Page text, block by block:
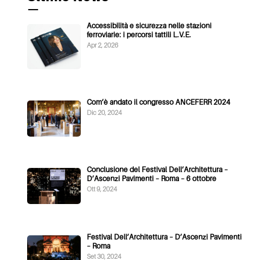
—
Accessibilità e sicurezza nelle stazioni
ferroviarie: i percorsi tattili L.V.E.
Apr 2, 2026
Com’è andato il congresso ANCEFERR 2024
Dic 20, 2024
Conclusione del Festival Dell’Architettura –
D’Ascenzi Pavimenti – Roma – 6 ottobre
Ott 9, 2024
Festival Dell’Architettura – D’Ascenzi Pavimenti
– Roma
Set 30, 2024